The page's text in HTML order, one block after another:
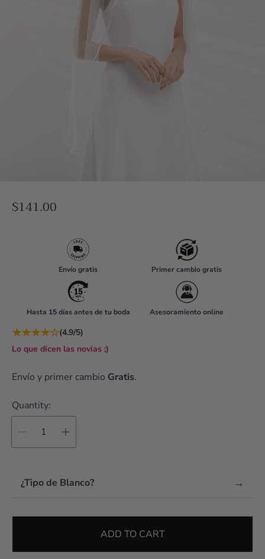
R
r
i
e
$141.00
Envío gratis Primer cambio gratis
Hasta 15 días antes de tu boda Asesoramiento online
★★★★☆(4.9/5)
Lo que dicen las novias ;)
Envío y primer cambio Gratis.
Quantity:
¿Tipo de Blanco? →
ADD TO CART